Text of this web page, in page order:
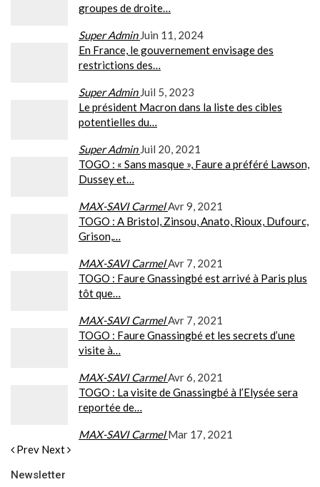
groupes de droite…
Super Admin Juin 11, 2024
En France, le gouvernement envisage des
restrictions des…
Super Admin Juil 5, 2023
Le président Macron dans la liste des cibles
potentielles du…
Super Admin Juil 20, 2021
TOGO : « Sans masque », Faure a préféré Lawson,
Dussey et…
MAX-SAVI CarmelAvr 9, 2021
TOGO : A Bristol, Zinsou, Anato, Rioux, Dufourc,
Grison,…
MAX-SAVI CarmelAvr 7, 2021
TOGO : Faure Gnassingbé est arrivé à Paris plus
tôt que…
MAX-SAVI CarmelAvr 7, 2021
TOGO : Faure Gnassingbé et les secrets d’une
visite à…
MAX-SAVI CarmelAvr 6, 2021
TOGO : La visite de Gnassingbé à l’Elysée sera
reportée de…
MAX-SAVI CarmelMar 17, 2021
Prev Next
Newsletter